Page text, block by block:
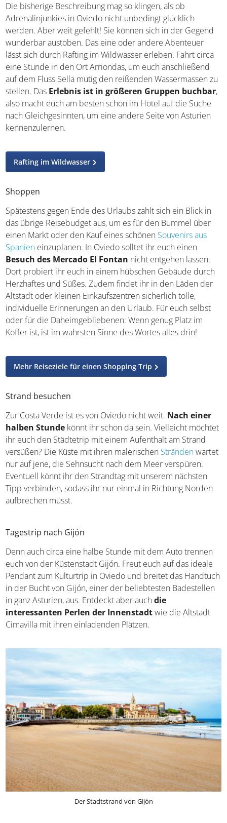
Die bisherige Beschreibung mag so klingen, als ob
Adrenalinjunkies in Oviedo nicht unbedingt glücklich
werden. Aber weit gefehlt! Sie können sich in der Gegend
wunderbar austoben. Das eine oder andere Abenteuer
lässt sich durch Rafting im Wildwasser erleben. Fahrt circa
eine Stunde in den Ort Arriondas, um euch anschließend
auf dem Fluss Sella mutig den reißenden Wassermassen zu
stellen. Das Erlebnis ist in größeren Gruppen buchbar,
also macht euch am besten schon im Hotel auf die Suche
nach Gleichgesinnten, um eine andere Seite von Asturien
kennenzulernen.
Rafting im Wildwasser
Shoppen
Spätestens gegen Ende des Urlaubs zahlt sich ein Blick in
das übrige Reisebudget aus, um es für den Bummel über
einen Markt oder den Kauf eines schönen Souvenirs aus
Spanien einzuplanen. In Oviedo solltet ihr euch einen
Besuch des Mercado El Fontan nicht entgehen lassen.
Dort probiert ihr euch in einem hübschen Gebäude durch
Herzhaftes und Süßes. Zudem findet ihr in den Läden der
Altstadt oder kleinen Einkaufszentren sicherlich tolle,
individuelle Erinnerungen an den Urlaub. Für euch selbst
oder für die Daheimgebliebenen: Wenn genug Platz im
Koffer ist, ist im wahrsten Sinne des Wortes alles drin!
Mehr Reiseziele für einen Shopping Trip
Strand besuchen
Zur Costa Verde ist es von Oviedo nicht weit. Nach einer
halben Stunde könnt ihr schon da sein. Vielleicht möchtet
ihr euch den Städtetrip mit einem Aufenthalt am Strand
versüßen? Die Küste mit ihren malerischen Strändenwartet
nur auf jene, die Sehnsucht nach dem Meer verspüren.
Eventuell könnt ihr den Strandtag mit unserem nächsten
Tipp verbinden, sodass ihr nur einmal in Richtung Norden
aufbrechen müsst.
Tagestrip nach Gijón
Denn auch circa eine halbe Stunde mit dem Auto trennen
euch von der Küstenstadt Gijón. Freut euch auf das ideale
Pendant zum Kulturtrip in Oviedo und breitet das Handtuch
in der Bucht von Gijón, einer der beliebtesten Badestellen
in ganz Asturien, aus. Entdeckt aber auchdie
interessanten Perlen der Innenstadtwie die Altstadt
Cimavilla mit ihren einladenden Plätzen.
Der Stadtstrand von Gijón